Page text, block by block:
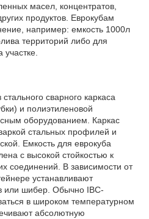
масел, концентратов,
продуктов. Еврокубам
например: емкость 1000л
территорий либо для
сварного каркаса
и полиэтиленовой
оборудованием. Каркас
стальных профилей и
Емкость для еврокуба
с высокой стойкостью к
соединений. В зависимости от
устанавливают
или шибер. Обычно IBC-
в широком температурном
абсолютную